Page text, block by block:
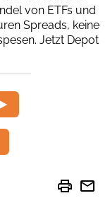
von ETFs und
Spreads, keine
Jetzt Depot
print mail